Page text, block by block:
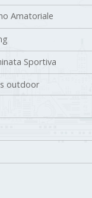
Amatoriale
Sportiva
outdoor